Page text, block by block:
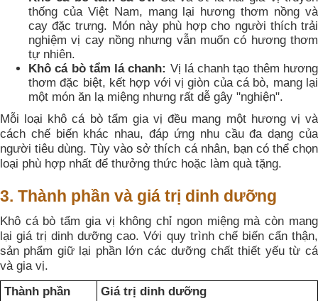
thống của Việt Nam, mang lại hương thơm nồng và
cay đặc trưng. Món này phù hợp cho người thích trải
nghiệm vị cay nồng nhưng vẫn muốn có hương thơm
tự nhiên.
Khô cá bò tẩm lá chanh: Vị lá chanh tạo thêm hương
thơm đặc biệt, kết hợp với vị giòn của cá bò, mang lại
một món ăn lạ miệng nhưng rất dễ gây "nghiện".
Mỗi loại khô cá bò tẩm gia vị đều mang một hương vị và
cách chế biến khác nhau, đáp ứng nhu cầu đa dạng của
người tiêu dùng. Tùy vào sở thích cá nhân, bạn có thể chọn
loại phù hợp nhất để thưởng thức hoặc làm quà tặng.
3. Thành phần và giá trị dinh dưỡng
Khô cá bò tẩm gia vị không chỉ ngon miệng mà còn mang
lại giá trị dinh dưỡng cao. Với quy trình chế biến cẩn thận,
sản phẩm giữ lại phần lớn các dưỡng chất thiết yếu từ cá
và gia vị.
Thành phần
Giá trị dinh dưỡng